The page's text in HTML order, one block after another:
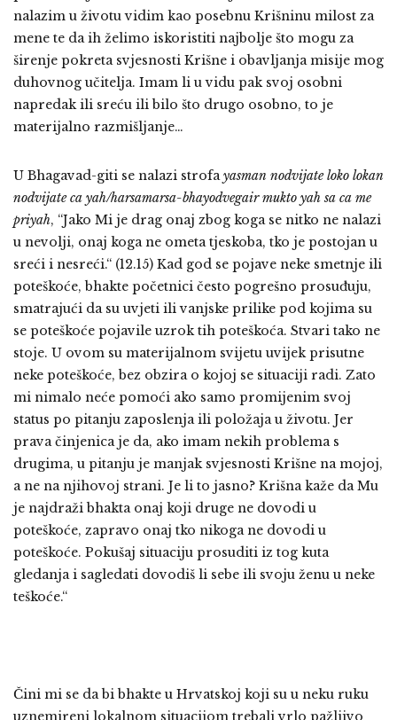
nalazim u životu vidim kao posebnu Krišninu milost za
mene te da ih želimo iskoristiti najbolje što mogu za
širenje pokreta svjesnosti Krišne i obavljanja misije mog
duhovnog učitelja. Imam li u vidu pak svoj osobni
napredak ili sreću ili bilo što drugo osobno, to je
materijalno razmišljanje…
U Bhagavad-giti se nalazi strofayasman nodvijate loko lokan
nodvijate ca yah/harsamarsa-bhayodvegair mukto yah sa ca me
priyah, “Jako Mi je drag onaj zbog koga se nitko ne nalazi
u nevolji, onaj koga ne ometa tjeskoba, tko je postojan u
sreći i nesreći.“ (12.15) Kad god se pojave neke smetnje ili
poteškoće, bhakte početnici često pogrešno prosuđuju,
smatrajući da su uvjeti ili vanjske prilike pod kojima su
se poteškoće pojavile uzrok tih poteškoća. Stvari tako ne
stoje. U ovom su materijalnom svijetu uvijek prisutne
neke poteškoće, bez obzira o kojoj se situaciji radi. Zato
mi nimalo neće pomoći ako samo promijenim svoj
status po pitanju zaposlenja ili položaja u životu. Jer
prava činjenica je da, ako imam nekih problema s
drugima, u pitanju je manjak svjesnosti Krišne na mojoj,
a ne na njihovoj strani. Je li to jasno? Krišna kaže da Mu
je najdraži bhakta onaj koji druge ne dovodi u
poteškoće, zapravo onaj tko nikoga ne dovodi u
poteškoće. Pokušaj situaciju prosuditi iz tog kuta
gledanja i sagledati dovodiš li sebe ili svoju ženu u neke
teškoće.“
Čini mi se da bi bhakte u Hrvatskoj koji su u neku ruku
uznemireni lokalnom situacijom trebali vrlo pažljivo